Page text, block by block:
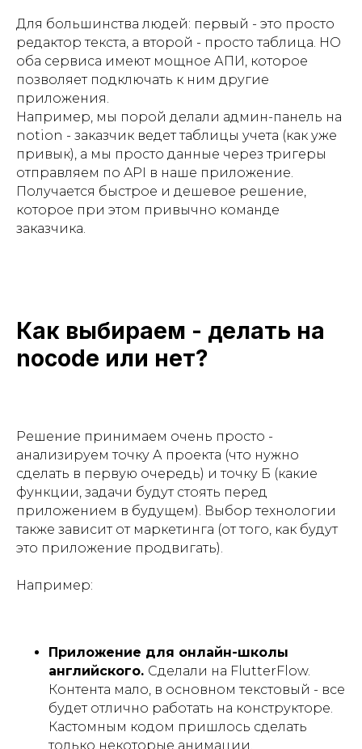
Для большинства людей: первый - это просто
редактор текста, а второй - просто таблица. НО
оба сервиса имеют мощное АПИ, которое
позволяет подключать к ним другие
приложения.
Например, мы порой делали админ-панель на
notion - заказчик ведет таблицы учета (как уже
привык), а мы просто данные через тригеры
отправляем по API в наше приложение.
Получается быстрое и дешевое решение,
которое при этом привычно команде
заказчика.
Как выбираем - делать на
nocode или нет?
Решение принимаем очень просто -
анализируем точку А проекта (что нужно
сделать в первую очередь) и точку Б (какие
функции, задачи будут стоять перед
приложением в будущем). Выбор технологии
также зависит от маркетинга (от того, как будут
это приложение продвигать).
Например:
Приложение для онлайн-школы
английского. Сделали на FlutterFlow.
Контента мало, в основном текстовый - все
будет отлично работать на конструкторе.
Кастомным кодом пришлось сделать
только некоторые анимации.